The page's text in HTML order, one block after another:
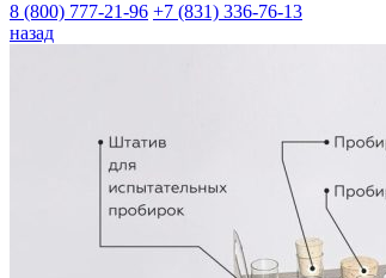
8 (800) 777-21-96 +7 (831) 336-76-13
назад